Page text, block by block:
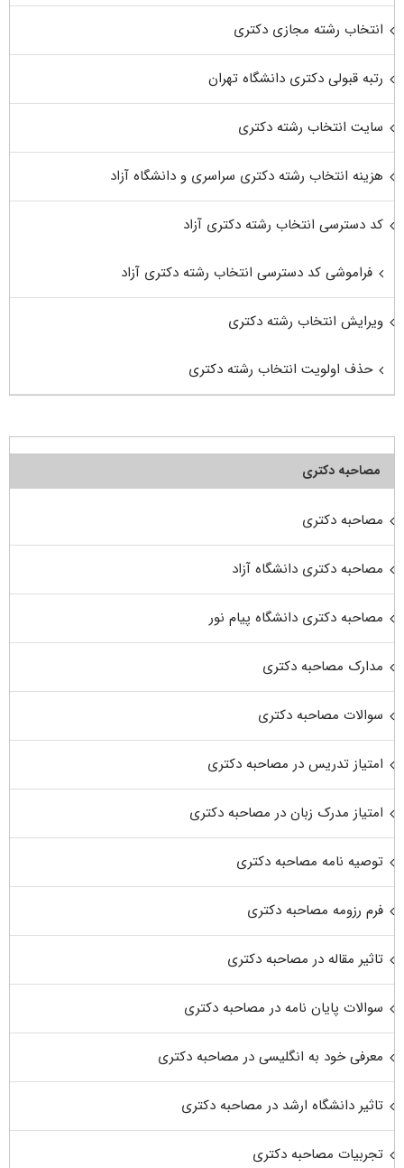
انتخاب رشته مجازی دکتری
رتبه قبولی دکتری دانشگاه تهران
سایت انتخاب رشته دکتری
هزینه انتخاب رشته دکتری سراسری و دانشگاه آزاد
کد دسترسی انتخاب رشته دکتری آزاد
فراموشی کد دسترسی انتخاب رشته دکتری آزاد
ویرایش انتخاب رشته دکتری
حذف اولویت انتخاب رشته دکتری
مصاحبه دکتری
مصاحبه دکتری
مصاحبه دکتری دانشگاه آزاد
مصاحبه دکتری دانشگاه پیام نور
مدارک مصاحبه دکتری
سوالات مصاحبه دکتری
امتیاز تدریس در مصاحبه دکتری
امتیاز مدرک زبان در مصاحبه دکتری
توصیه نامه مصاحبه دکتری
فرم رزومه مصاحبه دکتری
تاثیر مقاله در مصاحبه دکتری
سوالات پایان نامه در مصاحبه دکتری
معرفی خود به انگلیسی در مصاحبه دکتری
تاثیر دانشگاه ارشد در مصاحبه دکتری
تجربیات مصاحبه دکتری